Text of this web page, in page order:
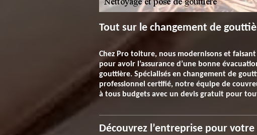
Tout sur le changement de
Chez Pro toiture, nous modernisons et
pour avoir l’assurance d’une bonne
gouttière. Spécialisés en changement de
professionnel certifié, notre équipe de
à tous budgets avec un devis gratuit pour
Découvrez l’entreprise pour